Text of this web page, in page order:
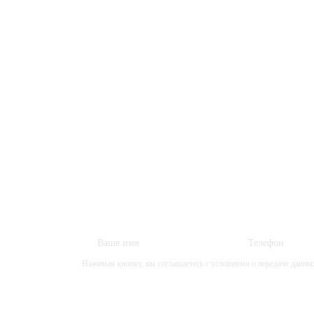
Нажимая кнопку, вы соглашаетесь с условиями о передаче